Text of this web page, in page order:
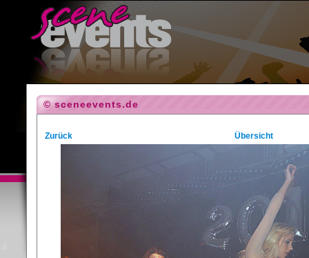
© sceneevents.de
Zurück Übersicht